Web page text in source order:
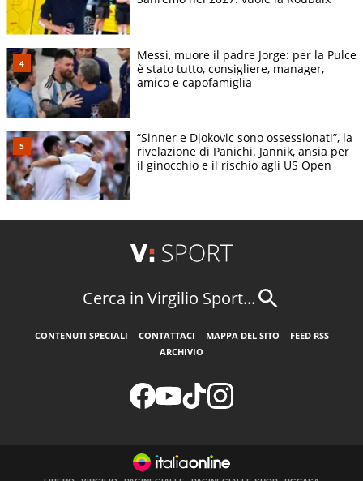
Messi, muore il padre Jorge: per la Pulce
è stato tutto, consigliere, manager,
amico e capofamiglia
“Sinner e Djokovic sono ossessionati”, la
rivelazione di Panichi. Jannik, ansia per
il ginocchio e il rischio agli US Open
Cerca in Virgilio Sport...
CONTENUTI SPECIALI CONTATTACI MAPPA DEL SITO
FEED RSS
ARCHIVIO